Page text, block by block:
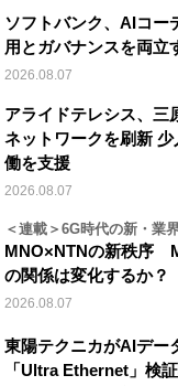
ソフトバンク、AIコー
用とガバナンスを両立
2026.08.07
アライドテレシス、三
ネットワークを刷新
働を支援
2026.08.07
＜連載＞6G時代の新・業
MNO×NTNの新秩序
の関係は変化するか？
2026.08.07
東陽テクニカがAIデー
「Ultra Ethernet」検